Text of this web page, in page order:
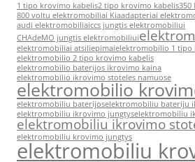
1 tipo krovimo kabelis2 tipo krovimo kabelis350
800 voltu elektromobiliai Kiaadapteriai
audi elektromobiliaiccs jungtis elektromobiliui
CHAdeMO jungtis elektromobiliui
elektromobiliai atsiliepimaielektromobilio 1 tipo
elektromobilio 2 tipo krovimo kabelis
elektromobilio baterijos ikrovimo kaina
elektromobilio ikrovimo stoteles namuose
elektromobilio
elektromobiliu baterijoselektromobiliu bateriju
elektromobiliu ikrovimo jungtyselektromobiliu
elektromobiliu ikrovimo
elektromobiliu krovimo jungtys
elektromobiliu